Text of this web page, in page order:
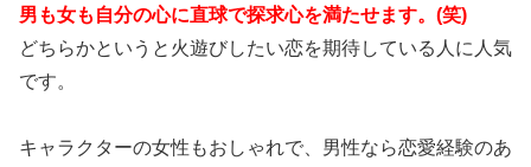
男も女も自分の心に直球で探求心を満たせます。(笑)
どちらかというと火遊びしたい恋を期待している人に人気
です。
キャラクターの女性もおしゃれで、男性なら恋愛経験のあ